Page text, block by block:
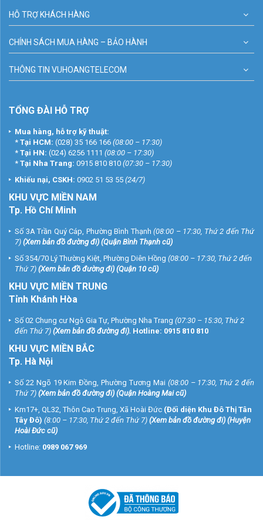
HỖ TRỢ KHÁCH HÀNG
CHÍNH SÁCH MUA HÀNG – BẢO HÀNH
THÔNG TIN VUHOANGTELECOM
TỔNG ĐÀI HỖ TRỢ
Mua hàng, hỗ trợ kỹ thuật:
* Tại HCM: (028) 35 166 166 (08:00 – 17:30)
* Tại HN: (024) 6256 1111 (08:00 – 17:30)
* Tại Nha Trang: 0915 810 810 (07:30 – 17:30)
Khiếu nại, CSKH: 0902 51 53 55 (24/7)
KHU VỰC MIỀN NAM
Tp. Hồ Chí Minh
Số 3A Trần Quý Cáp, Phường Bình Thạnh (08:00 – 17:30, Thứ 2 đến Thứ
7) (Xem bản đồ đường đi) (Quận Bình Thạnh cũ)
Số 354/70 Lý Thường Kiệt, Phường Diên Hồng (08:00 – 17:30, Thứ 2 đến
Thứ 7) (Xem bản đồ đường đi) (Quận 10 cũ)
KHU VỰC MIỀN TRUNG
Tỉnh Khánh Hòa
Số 02 Chung cư Ngô Gia Tự, Phường Nha Trang (07:30 – 15:30, Thứ 2
đến Thứ 7) (Xem bản đồ đường đi). Hotline: 0915 810 810
KHU VỰC MIỀN BẮC
Tp. Hà Nội
Số 22 Ngõ 19 Kim Đồng, Phường Tương Mai (08:00 – 17:30, Thứ 2 đến
Thứ 7) (Xem bản đồ đường đi) (Quận Hoàng Mai cũ)
Km17+, QL32, Thôn Cao Trung, Xã Hoài Đức (Đối diện Khu Đô Thị Tân
Tây Đô) (8:00 – 17:30, Thứ 2 đến Thứ 7) (Xem bản đồ đường đi) (Huyện
Hoài Đức cũ)
Hotline: 0989 067 969